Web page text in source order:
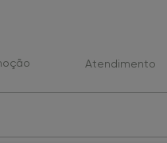
Atendimento